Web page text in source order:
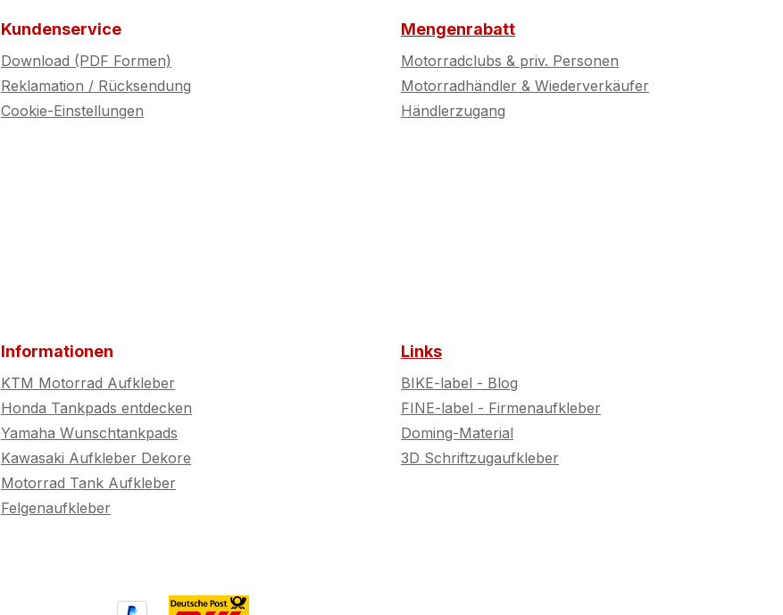
Kundenservice
Download (PDF Formen)
Reklamation / Rücksendung
Cookie-Einstellungen
Mengenrabatt
Motorradclubs & priv. Personen
Motorradhändler & Wiederverkäufer
Händlerzugang
Informationen
KTM Motorrad Aufkleber
Honda Tankpads entdecken
Yamaha Wunschtankpads
Kawasaki Aufkleber Dekore
Motorrad Tank Aufkleber
Felgenaufkleber
Links
BIKE-label - Blog
FINE-label - Firmenaufkleber
Doming-Material
3D Schriftzugaufkleber